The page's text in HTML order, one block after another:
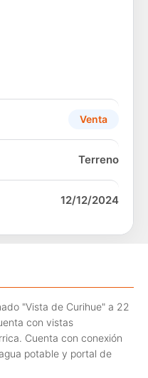
Venta
Terreno
12/12/2024
"Vista de Curihue" a 22
con vistas
Cuenta con conexión
potable y portal de